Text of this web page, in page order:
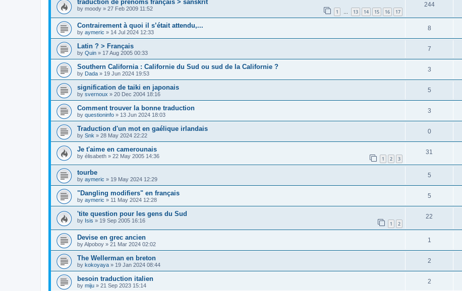
traduction de prénoms français > sanskrit
by moody » 27 Feb 2009 11:52 1 … 13 14 15 16 17
244
Contrairement à quoi il s’était attendu,...
by aymeric » 14 Jul 2024 12:33
8
Latin ? > Français
by Quin » 17 Aug 2005 00:33
7
Southern California : Californie du Sud ou sud de la Californie ?
by Dada » 19 Jun 2024 19:53
3
signification de taiki en japonais
by svernoux » 20 Dec 2004 18:16
5
Comment trouver la bonne traduction
by questioninfo » 13 Jun 2024 18:03
3
Traduction d'un mot en gaélique irlandais
by Snk » 28 May 2024 22:22
0
Je t'aime en camerounais
by élisabeth » 22 May 2005 14:36 1 2 3
31
tourbe
by aymeric » 19 May 2024 12:29
5
"Dangling modifiers" en français
by aymeric » 11 May 2024 12:28
5
'tite question pour les gens du Sud
by Isis » 19 Sep 2005 16:16 1 2
22
Devise en grec ancien
byAlpoboy » 21 Mar 2024 02:02
1
The Wellerman en breton
by kokoyaya » 19 Jan 2024 08:44
2
besoin traduction italien
by miju » 21 Sep 2023 15:14
2